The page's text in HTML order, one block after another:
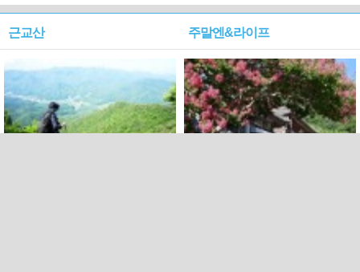
근교산 주말엔&라이프